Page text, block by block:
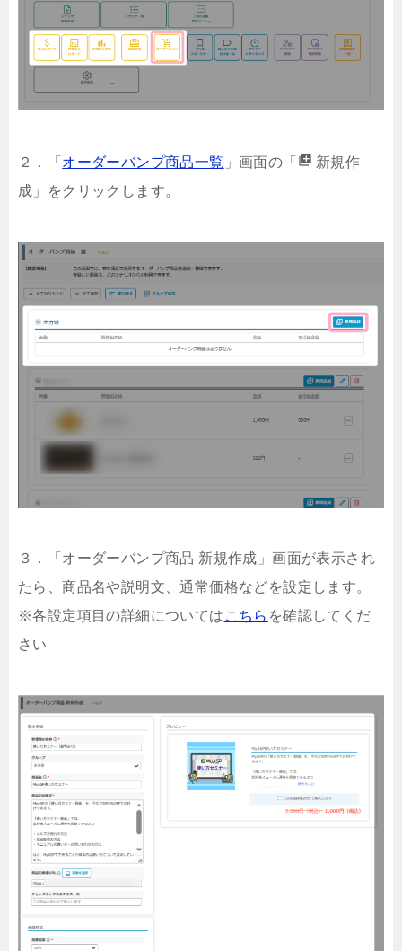
２．「 オーダーバンプ商品一覧 」画面の「 add_to_photos 新規作
成」をクリックします。
３．「オーダーバンプ商品 新規作成」画面が表示され
たら、商品名や説明文、通常価格などを設定します。
※各設定項目の詳細については こちら を確認してくだ
さい